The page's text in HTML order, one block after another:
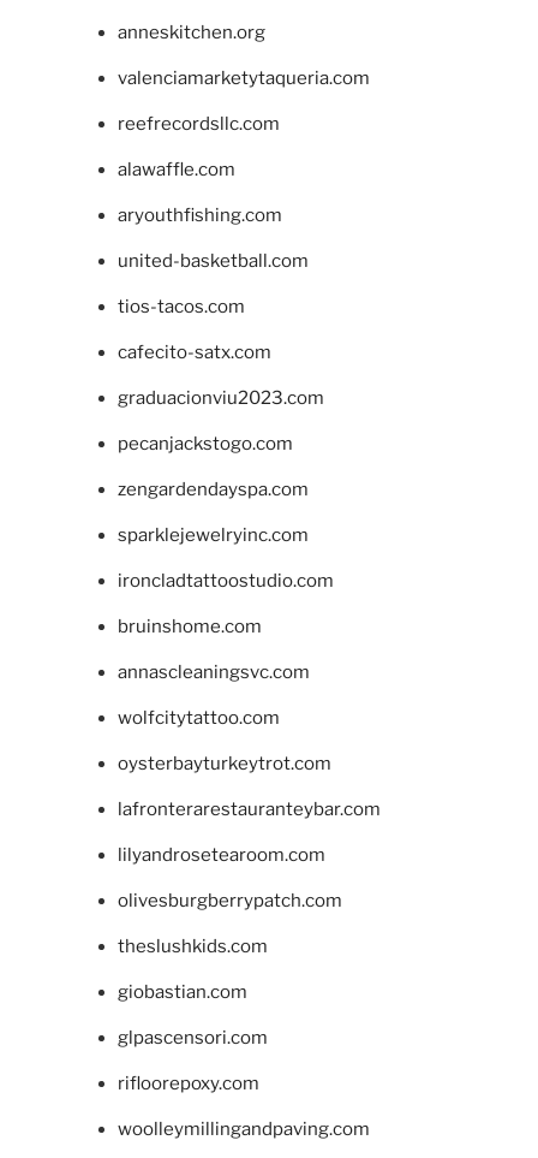
anneskitchen.org
valenciamarketytaqueria.com
reefrecordsllc.com
alawaffle.com
aryouthfishing.com
united-basketball.com
tios-tacos.com
cafecito-satx.com
graduacionviu2023.com
pecanjackstogo.com
zengardendayspa.com
sparklejewelryinc.com
ironcladtattoostudio.com
bruinshome.com
annascleaningsvc.com
wolfcitytattoo.com
oysterbayturkeytrot.com
lafronterarestauranteybar.com
lilyandrosetearoom.com
olivesburgberrypatch.com
theslushkids.com
giobastian.com
glpascensori.com
rifloorepoxy.com
woolleymillingandpaving.com